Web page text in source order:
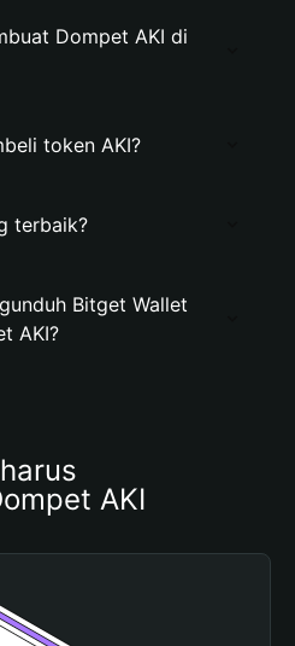
Dompet AKI di
token AKI?
terbaik?
Bitget Wallet
AKI?
AKI